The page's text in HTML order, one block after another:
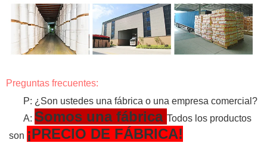
Preguntas frecuentes:
P: ¿Son ustedes una fábrica o una empresa comercial?
A: Somos una fábrica Todos los productos
son ¡PRECIO DE FÁBRICA!